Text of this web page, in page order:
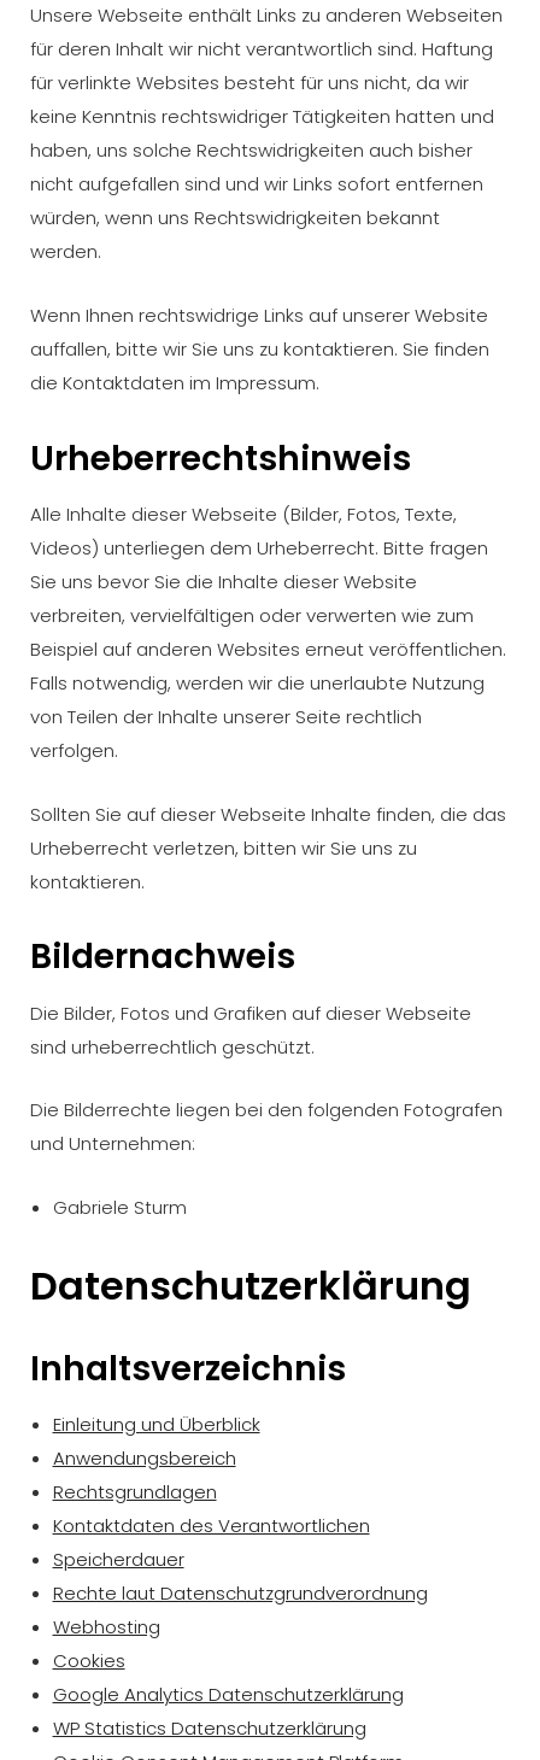
Unsere Webseite enthält Links zu anderen Webseiten
für deren Inhalt wir nicht verantwortlich sind. Haftung
für verlinkte Websites besteht für uns nicht, da wir
keine Kenntnis rechtswidriger Tätigkeiten hatten und
haben, uns solche Rechtswidrigkeiten auch bisher
nicht aufgefallen sind und wir Links sofort entfernen
würden, wenn uns Rechtswidrigkeiten bekannt
werden.
Wenn Ihnen rechtswidrige Links auf unserer Website
auffallen, bitte wir Sie uns zu kontaktieren. Sie finden
die Kontaktdaten im Impressum.
Urheberrechtshinweis
Alle Inhalte dieser Webseite (Bilder, Fotos, Texte,
Videos) unterliegen dem Urheberrecht. Bitte fragen
Sie uns bevor Sie die Inhalte dieser Website
verbreiten, vervielfältigen oder verwerten wie zum
Beispiel auf anderen Websites erneut veröffentlichen.
Falls notwendig, werden wir die unerlaubte Nutzung
von Teilen der Inhalte unserer Seite rechtlich
verfolgen.
Sollten Sie auf dieser Webseite Inhalte finden, die das
Urheberrecht verletzen, bitten wir Sie uns zu
kontaktieren.
Bildernachweis
Die Bilder, Fotos und Grafiken auf dieser Webseite
sind urheberrechtlich geschützt.
Die Bilderrechte liegen bei den folgenden Fotografen
und Unternehmen:
Gabriele Sturm
Datenschutzerklärung
Inhaltsverzeichnis
Einleitung und Überblick
Anwendungsbereich
Rechtsgrundlagen
Kontaktdaten des Verantwortlichen
Speicherdauer
Rechte laut Datenschutzgrundverordnung
Webhosting
Cookies
Google Analytics Datenschutzerklärung
WP Statistics Datenschutzerklärung